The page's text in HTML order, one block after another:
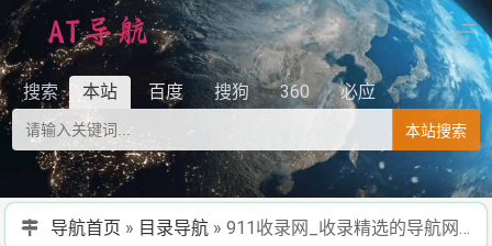
搜索 本站 百度 搜狗 360 必应
本站搜索
导航首页 » 目录导航» 911收录网_收录精选的导航网站_懒人导航系统v7.8华子版